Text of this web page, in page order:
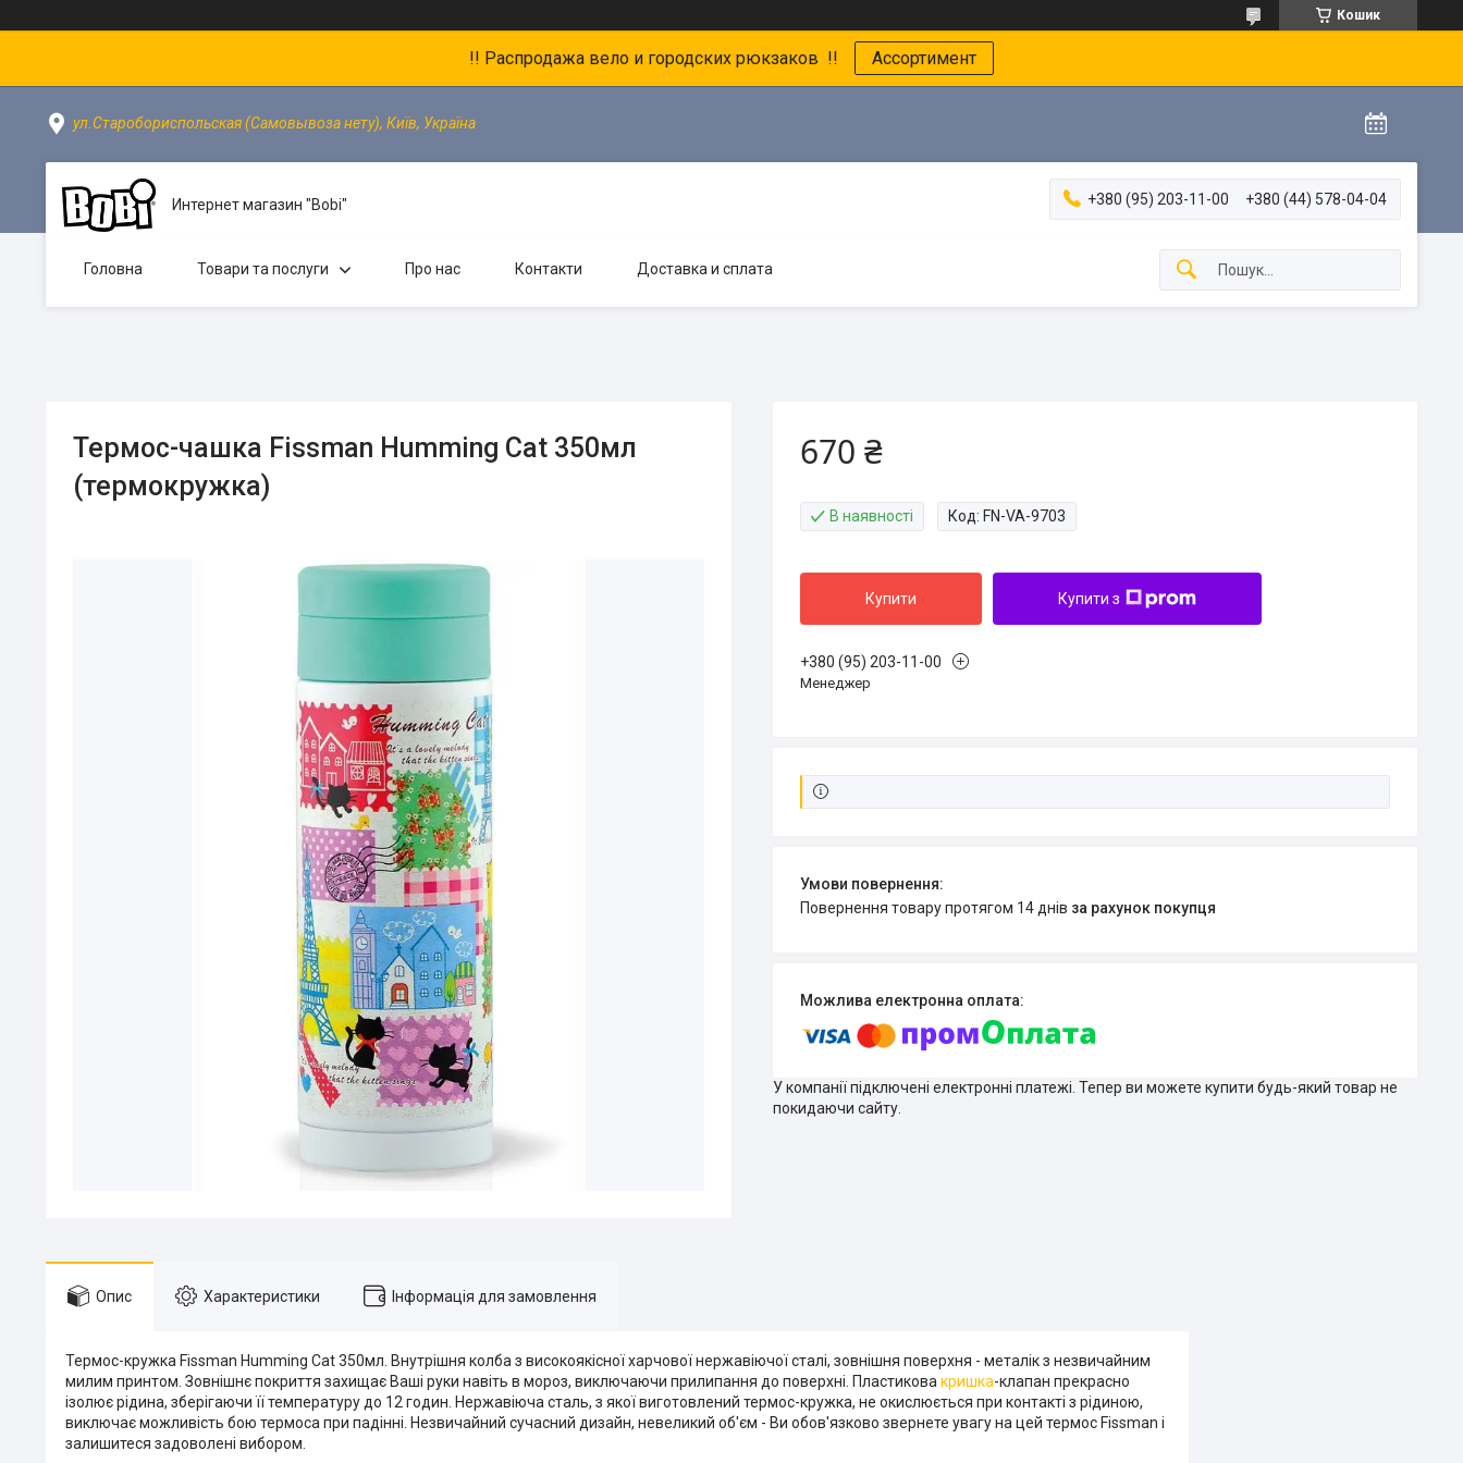
Кошик
!! Распродажа вело и городских рюкзаков !! Ассортимент
ул.Старобориспольская (Самовывоза нету), Київ, Україна
Интернет магазин "Bobi" +380 (95) 203-11-00 +380 (44) 578-04-04
Головна Товари та послуги Про нас Контакти Доставка и сплата
Термос-чашка Fissman Humming Cat 350мл
(термокружка)
670 ₴
В наявності Код: FN-VA-9703
Купити Купити з
+380 (95) 203-11-00
Менеджер
повернення товару протягом 14 днів за рахунок покупця
У компанії підключені електронні платежі. Тепер ви можете купити будь-який товар не
покидаючи сайту.
Опис Характеристики Інформація для замовлення
Термос-кружка Fissman Humming Cat 350мл. Внутрішня колба з високоякісної харчової нержавіючої сталі, зовнішня поверхня - металік з незвичайним
милим принтом. Зовнішнє покриття захищає Ваші руки навіть в мороз, виключаючи прилипання до поверхні. Пластикова кришка-клапан прекрасно
ізолює рідина, зберігаючи її температуру до 12 годин. Нержавіюча сталь, з якої виготовлений термос-кружка, не окислюється при контакті з рідиною,
виключає можливість бою термоса при падінні. Незвичайний сучасний дизайн, невеликий об'єм - Ви обов'язково звернете увагу на цей термос Fissman і
залишитеся задоволені вибором.